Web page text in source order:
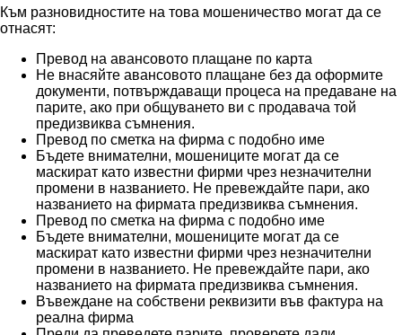
Към разновидностите на това мошеничество могат да се
отнасят:
Превод на авансовото плащане по карта
Не внасяйте авансовото плащане без да оформите
документи, потвърждаващи процеса на предаване на
парите, ако при общуването ви с продавача той
предизвиква съмнения.
Превод по сметка на фирма с подобно име
Бъдете внимателни, мошениците могат да се
маскират като известни фирми чрез незначителни
промени в названието. Не превеждайте пари, ако
названието на фирмата предизвиква съмнения.
Превод по сметка на фирма с подобно име
Бъдете внимателни, мошениците могат да се
маскират като известни фирми чрез незначителни
промени в названието. Не превеждайте пари, ако
названието на фирмата предизвиква съмнения.
Въвеждане на собствени реквизити във фактура на
реална фирма